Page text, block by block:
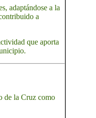
adaptándose a la
a
que aporta
de la Cruz como